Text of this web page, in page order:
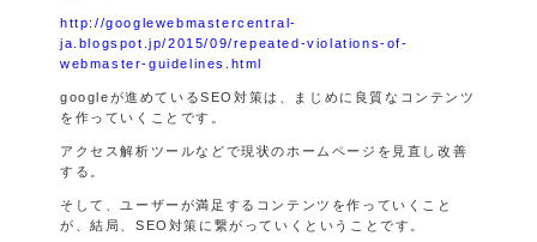
http://googlewebmastercentral-
ja.blogspot.jp/2015/09/repeated-violations-of-
webmaster-guidelines.html
googleが進めているSEO対策は、まじめに良質なコンテンツ
を作っていくことです。
アクセス解析ツールなどで現状のホームページを見直し改善
する。
そして、ユーザーが満足するコンテンツを作っていくこと
が、結局、SEO対策に繋がっていくということです。